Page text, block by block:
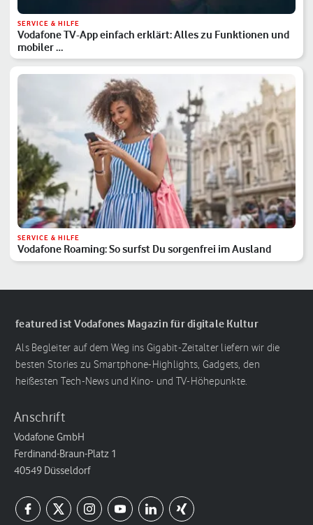
SERVICE & HILFE
Vodafone TV-App einfach erklärt: Alles zu Funktionen und
mobiler …
SERVICE & HILFE
Vodafone Roaming: So surfst Du sorgenfrei im Ausland
featured ist Vodafones Magazin für digitale Kultur
Als Begleiter auf dem Weg ins Gigabit-Zeitalter liefern wir die
besten Stories zu Smartphone-Highlights, Gadgets, den
heißesten Tech-News und Kino- und TV-Höhepunkte.
Anschrift
Vodafone GmbH
Ferdinand-Braun-Platz 1
40549 Düsseldorf